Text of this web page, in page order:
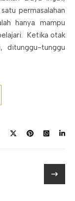
permasalahan
hanya mampu
Ketika otak
ditunggu-tunggu